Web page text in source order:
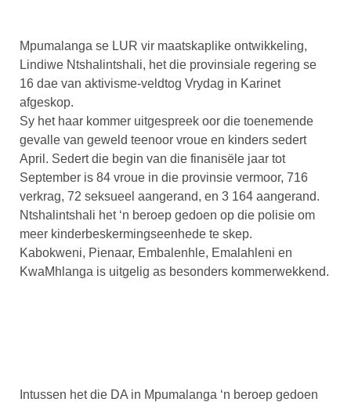
Mpumalanga se LUR vir maatskaplike ontwikkeling,
Lindiwe Ntshalintshali, het die provinsiale regering se
16 dae van aktivisme-veldtog Vrydag in Karinet
afgeskop.
Sy het haar kommer uitgespreek oor die toenemende
gevalle van geweld teenoor vroue en kinders sedert
April. Sedert die begin van die finanisële jaar tot
September is 84 vroue in die provinsie vermoor, 716
verkrag, 72 seksueel aangerand, en 3 164 aangerand.
Ntshalintshali het ‘n beroep gedoen op die polisie om
meer kinderbeskermingseenhede te skep.
Kabokweni, Pienaar, Embalenhle, Emalahleni en
KwaMhlanga is uitgelig as besonders kommerwekkend.
Intussen het die DA in Mpumalanga ‘n beroep gedoen